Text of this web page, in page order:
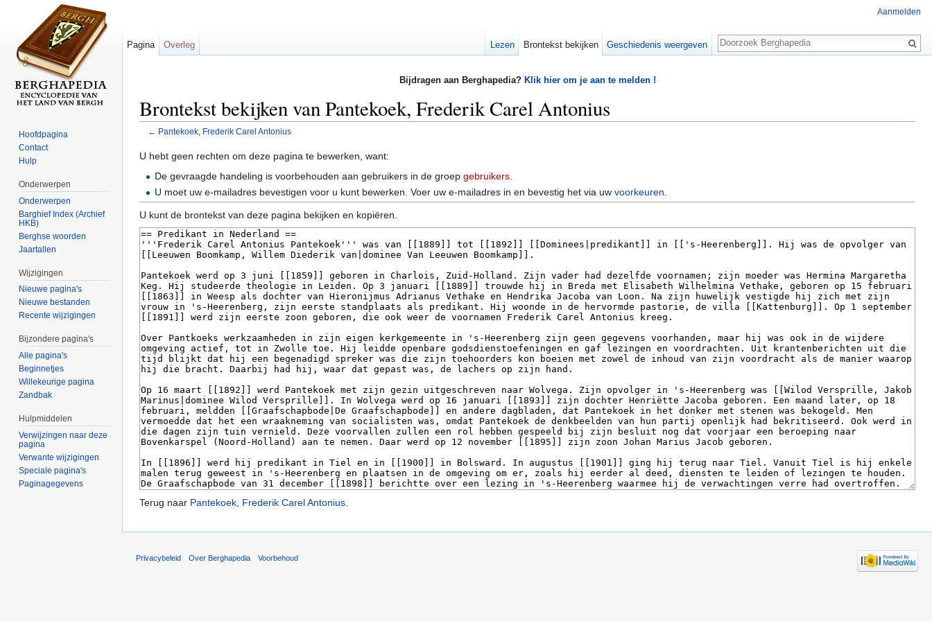
Bijdragen aan Berghapedia? Klik hier om je aan te melden !
Brontekst bekijken van Pantekoek, Frederik Carel Antonius
← Pantekoek, Frederik Carel Antonius
U hebt geen rechten om deze pagina te bewerken, want:
De gevraagde handeling is voorbehouden aan gebruikers in de groepgebruikers
U moet uw e-mailadres bevestigen voor u kunt bewerken. Voer uw e-mailadres in en bevestig het via uwvoorkeuren
U kunt de brontekst van deze pagina bekijken en kopiëren.
Terug naar Pantekoek, Frederik Carel Antonius.
Aanmelden
Pagina Overleg Lezen Brontekst bekijken Geschiedenis weergeven
Zoeken
Hoofdpagina
Contact
Hulp
Onderwerpen
Onderwerpen
Barghief Index (Archief
HKB)
Berghse woorden
Jaartallen
Wijzigingen
Nieuwe pagina's
Nieuwe bestanden
Recente wijzigingen
Bijzondere pagina's
Alle pagina's
Beginnetjes
Willekeurige pagina
Zandbak
Hulpmiddelen
Verwijzingen naar deze
pagina
Verwante wijzigingen
Speciale pagina's
Paginagegevens
Privacybeleid Over Berghapedia Voorbehoud